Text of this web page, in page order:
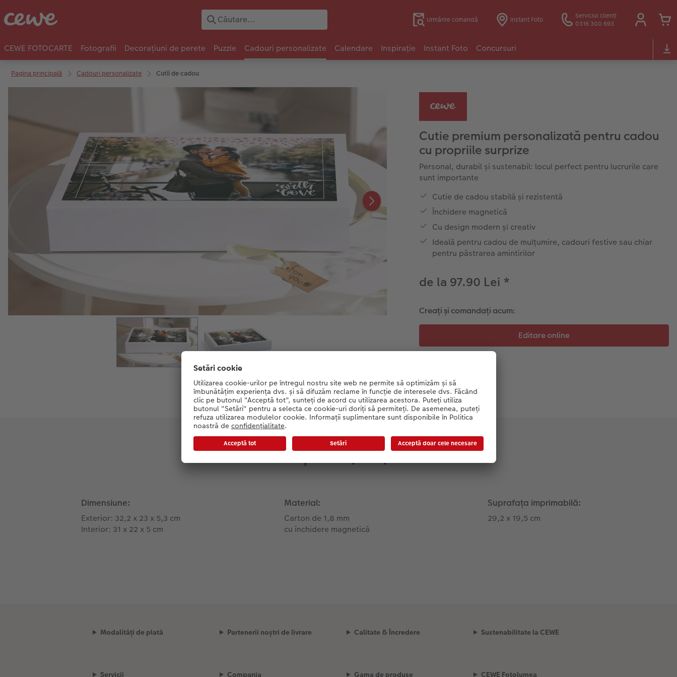
Urmărire comandă Instant Foto
Serviciul clienți
0316 300 693
CEWE FOTOCARTE Fotografii Decorațiuni de perete Puzzle Cadouri personalizate Calendare Inspirație Instant Foto Concursuri
Pagina principală Cadouri personalizate Cutii de cadou
Cutie premium personalizată pentru cadou
cu propriile surprize
Personal, durabil și sustenabil: locul perfect pentru lucrurile care
sunt importante
Cutie de cadou stabilă și rezistentă
Închidere magnetică
Cu design modern și creativ
Ideală pentru cadou de mulțumire, cadouri festive sau chiar
pentru păstrarea amintirilor
de la 97.90 Lei *
Creați și comandați acum:
Informații despre produs
Dimensiune:
Exterior: 32,2 x 23 x 5,3 cm
Interior: 31 x 22 x 5 cm
Material:
Carton de 1,8 mm
cu închidere magnetică
Suprafața imprimabilă:
29,2 x 19,5 cm
Modalități de plată Partenerii noștri de livrare Calitate & Încredere Sustenabilitate la CEWE
Servicii Compania Gama de produse CEWE Fotolumea